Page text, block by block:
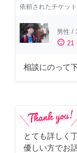
依頼されたチケット
男性 /
sentiment_satisfied 21
相談にのって
とても詳しく
優しい方でお